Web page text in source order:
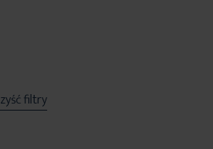
filtry